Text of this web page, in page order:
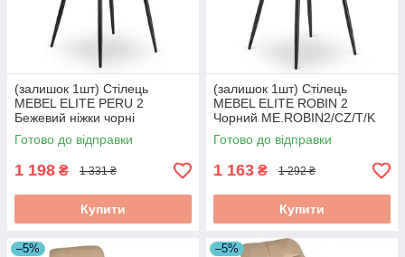
(залишок 1шт) Стілець
MEBEL ELITE PERU 2
Бежевий ніжки чорні
ME.PERU2/BZ/T/K
Готово до відправки
1 198 ₴ 1 331 ₴
Купити
(залишок 1шт) Стілець
MEBEL ELITE ROBIN 2
Чорний ME.ROBIN2/CZ/T/K
Готово до відправки
1 163 ₴ 1 292 ₴
Купити
–5% –5%